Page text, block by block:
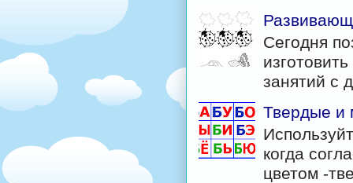
Сегодня
занятий с
Твердые и
когда
цветом -